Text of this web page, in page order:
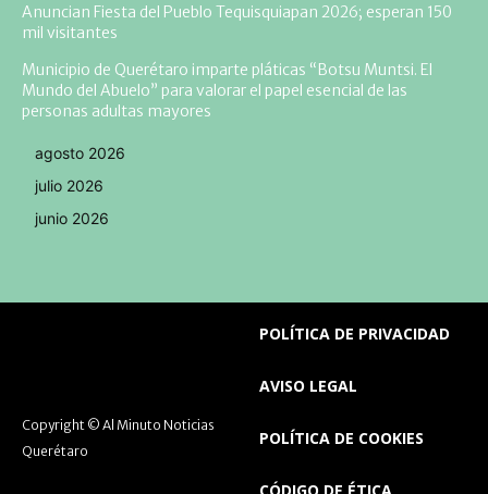
Anuncian Fiesta del Pueblo Tequisquiapan 2026; esperan 150
mil visitantes
Municipio de Querétaro imparte pláticas “Botsu Muntsi. El
Mundo del Abuelo” para valorar el papel esencial de las
personas adultas mayores
agosto 2026
julio 2026
junio 2026
Copyright © Al Minuto Noticias
Querétaro
POLÍTICA DE PRIVACIDAD
AVISO LEGAL
POLÍTICA DE COOKIES
CÓDIGO DE ÉTICA